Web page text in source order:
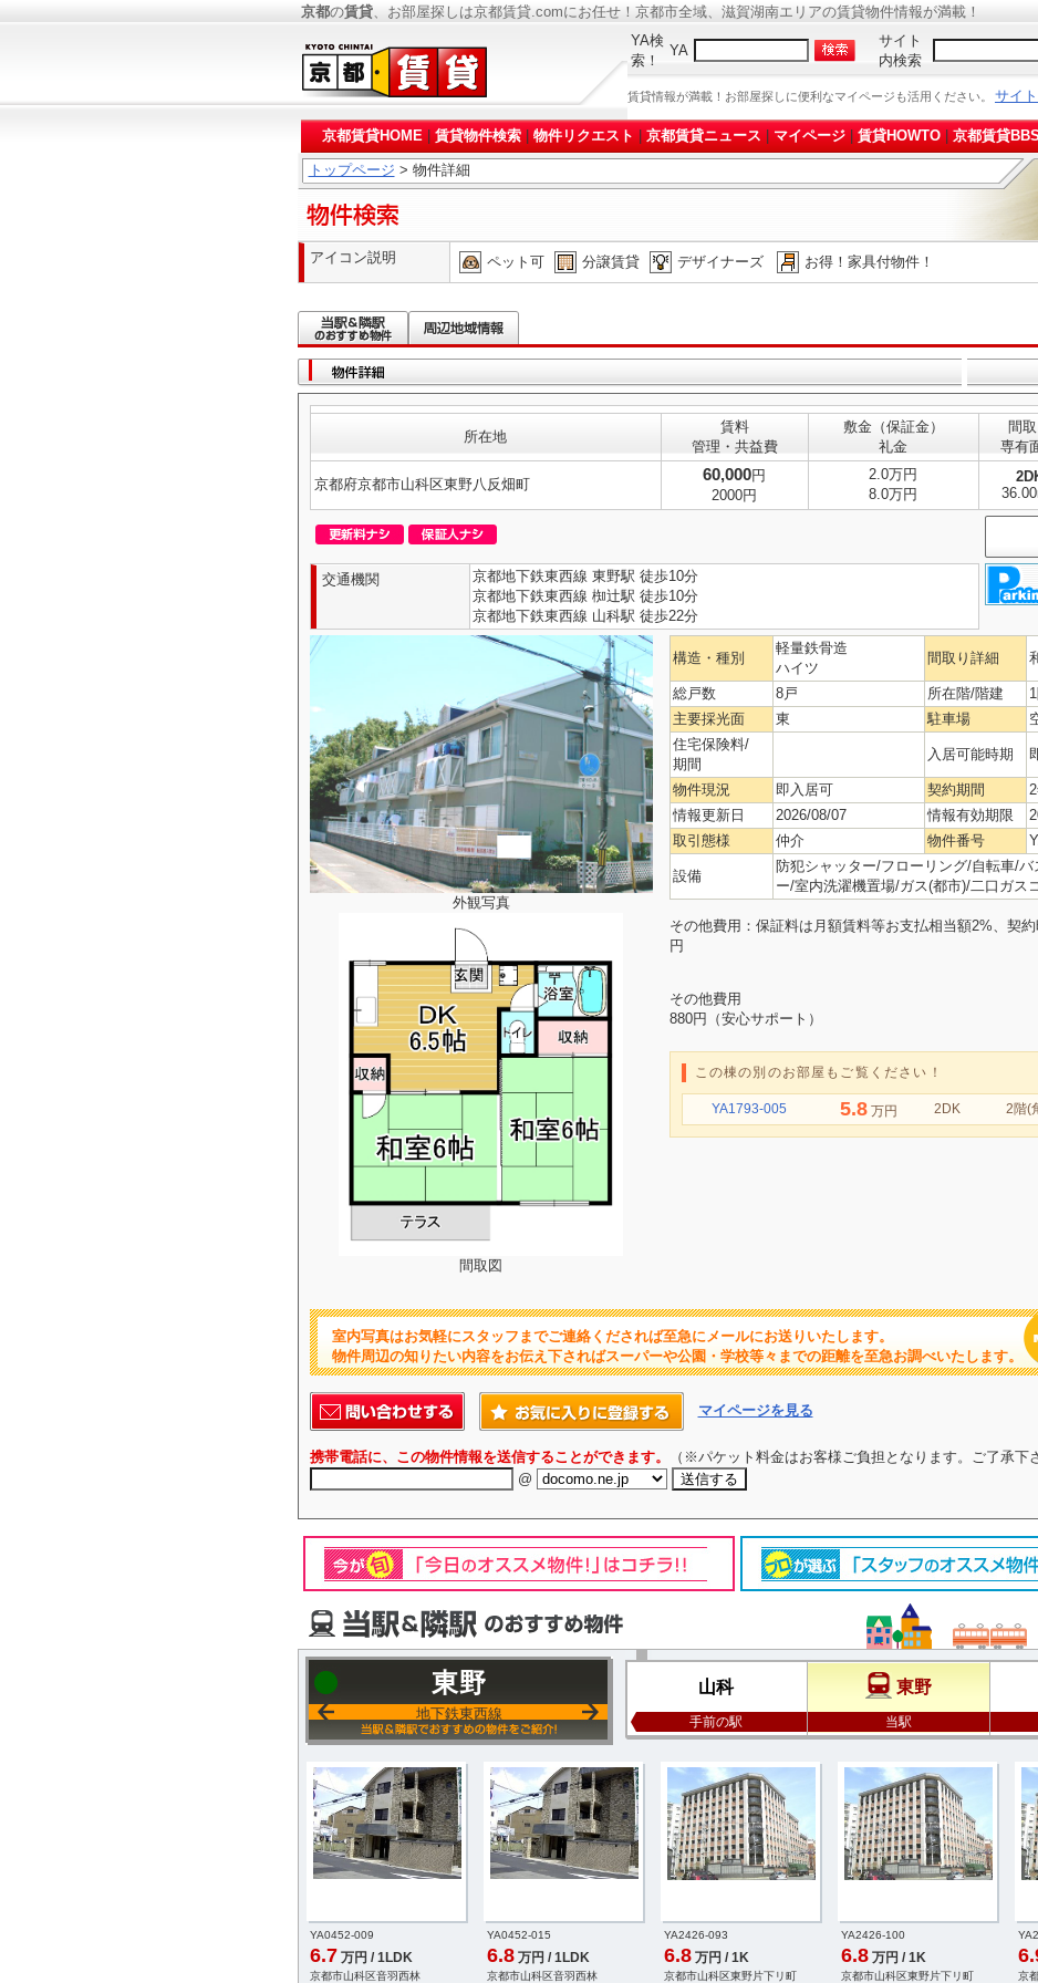
京都の賃貸、お部屋探しは京都賃貸.comにお任せ！京都市全域、滋賀湖南エリアの賃貸物件情報が満載！
YA検
索！
YA
サイト
内検索
賃貸情報が満載！お部屋探しに便利なマイページも活用ください。 サイ
京都賃貸HOME 賃貸物件検索 物件リクエスト 京都賃貸ニュース マイページ 賃貸HOWTO 京都賃貸BBS
トップページ > 物件詳細
アイコン説明 ペット可 分譲賃貸 デザイナーズ お得！家具付物件！
所在地
賃料
管理・共益費
敷金（保証金）
礼金
間取
専有
京都府京都市山科区東野八反畑町
60,000円
2000円
2.0万円
8.0万円
交通機関
京都地下鉄東西線 東野駅 徒歩10分
京都地下鉄東西線 椥辻駅 徒歩10分
京都地下鉄東西線 山科駅 徒歩22分
外観写真
間取図
構造・種別
軽量鉄骨造
ハイツ
間取り詳細
総戸数 8戸 所在階/階建
主要採光面
東 駐車場
住宅保険料/
期間
入居可能時期
物件現況 即入居可 契約期間
情報更新日
2026/08/07 情報有効期限
取引態様
仲介 物件番号
設備
防犯シャッター/フローリング/自転車/バ
ー/室内洗濯機置場/ガス(都市)/二口ガス
その他費用：保証料は月額賃料等お支払相当額2%、契
円
その他費用
880円（安心サポート）
この棟の別のお部屋もご覧ください！
YA1793-005 5.8 万円 2DK 2階(
室内写真はお気軽にスタッフまでご連絡くだされば至急にメールにお送りいたします。
物件周辺の知りたい内容をお伝え下さればスーパーや公園・学校等々までの距離を至急お調べいたします。
マイページを見る
携帯電話に、この物件情報を送信することができます。
（※パケット料金はお客様ご負担となります。ご了承下
@
東野
地下鉄東西線
山科
手前の駅
東野
当駅
YA0452-009
6.7 万円 / 1LDK
京都市山科区音羽西林
YA0452-015
6.8 万円 / 1LDK
京都市山科区音羽西林
YA2426-093
6.8 万円 / 1K
京都市山科区東野片下リ町
YA2426-100
6.8 万円 / 1K
京都市山科区東野片下リ町 京